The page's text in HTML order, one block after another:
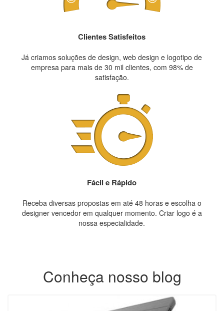
Clientes Satisfeitos
Já criamos soluções de design, web design e logotipo de
empresa para mais de 30 mil clientes, com 98% de
satisfação.
Fácil e Rápido
Receba diversas propostas em até 48 horas e escolha o
designer vencedor em qualquer momento. Criar logo é a
nossa especialidade.
Conheça nosso blog